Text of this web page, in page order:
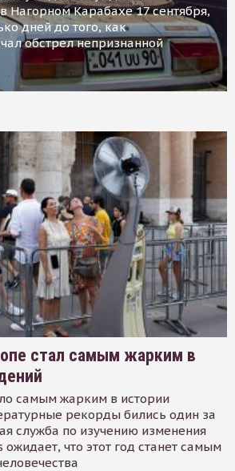
Нагорном Карабахе 17 сентября,
дней до того, как
обстрел непризнанной
стал самым жарким в
самым жарким в истории
рекорды бились один за
служба по изучению изменения
что этот год станет самым